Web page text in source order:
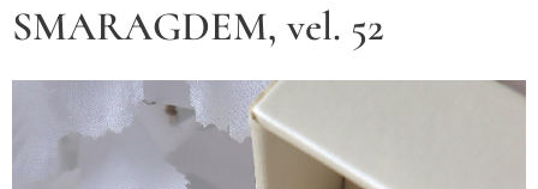
SMARAGDEM, vel. 52